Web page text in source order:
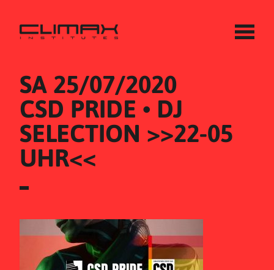
SA 25/07/2020
CSD PRIDE • DJ
SELECTION >>22-05
UHR<<